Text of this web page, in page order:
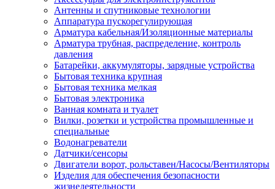
Антенны и спутниковые технологии
Аппаратура пускорегулирующая
Арматура кабельная/Изоляционные материалы
Арматура трубная, распределение, контроль
давления
Батарейки, аккумуляторы, зарядные устройства
Бытовая техника крупная
Бытовая техника мелкая
Бытовая электроника
Ванная комната и туалет
Вилки, розетки и устройства промышленные и
специальные
Водонагреватели
Датчики/сенсоры
Двигатели ворот, рольставен/Насосы/Вентиляторы
Изделия для обеспечения безопасности
жизнедеятельности